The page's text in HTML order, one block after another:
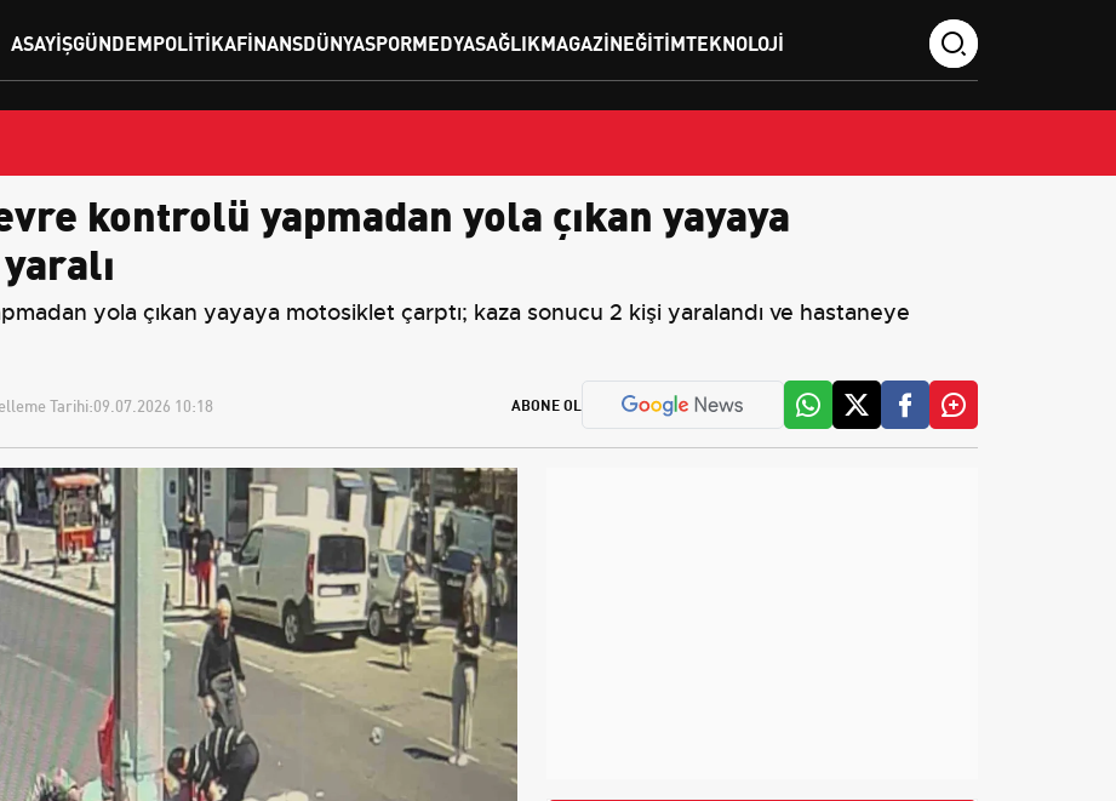
ASAYIŞGÜNDEMPOLITIKAFINANSDÜNYASPORMEDYASAĞLIKMAGAZINEĞITIMTEKNOLOJI
kontrolü yapmadan yola çıkan yayaya
yola çıkan yayaya motosiklet çarptı; kaza sonucu 2 kişi yaralandı ve hastaneye
Tarihi:09.07.2026 10:18 ABONE OL